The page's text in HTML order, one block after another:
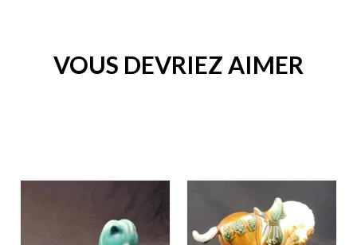
VOUS DEVRIEZ AIMER